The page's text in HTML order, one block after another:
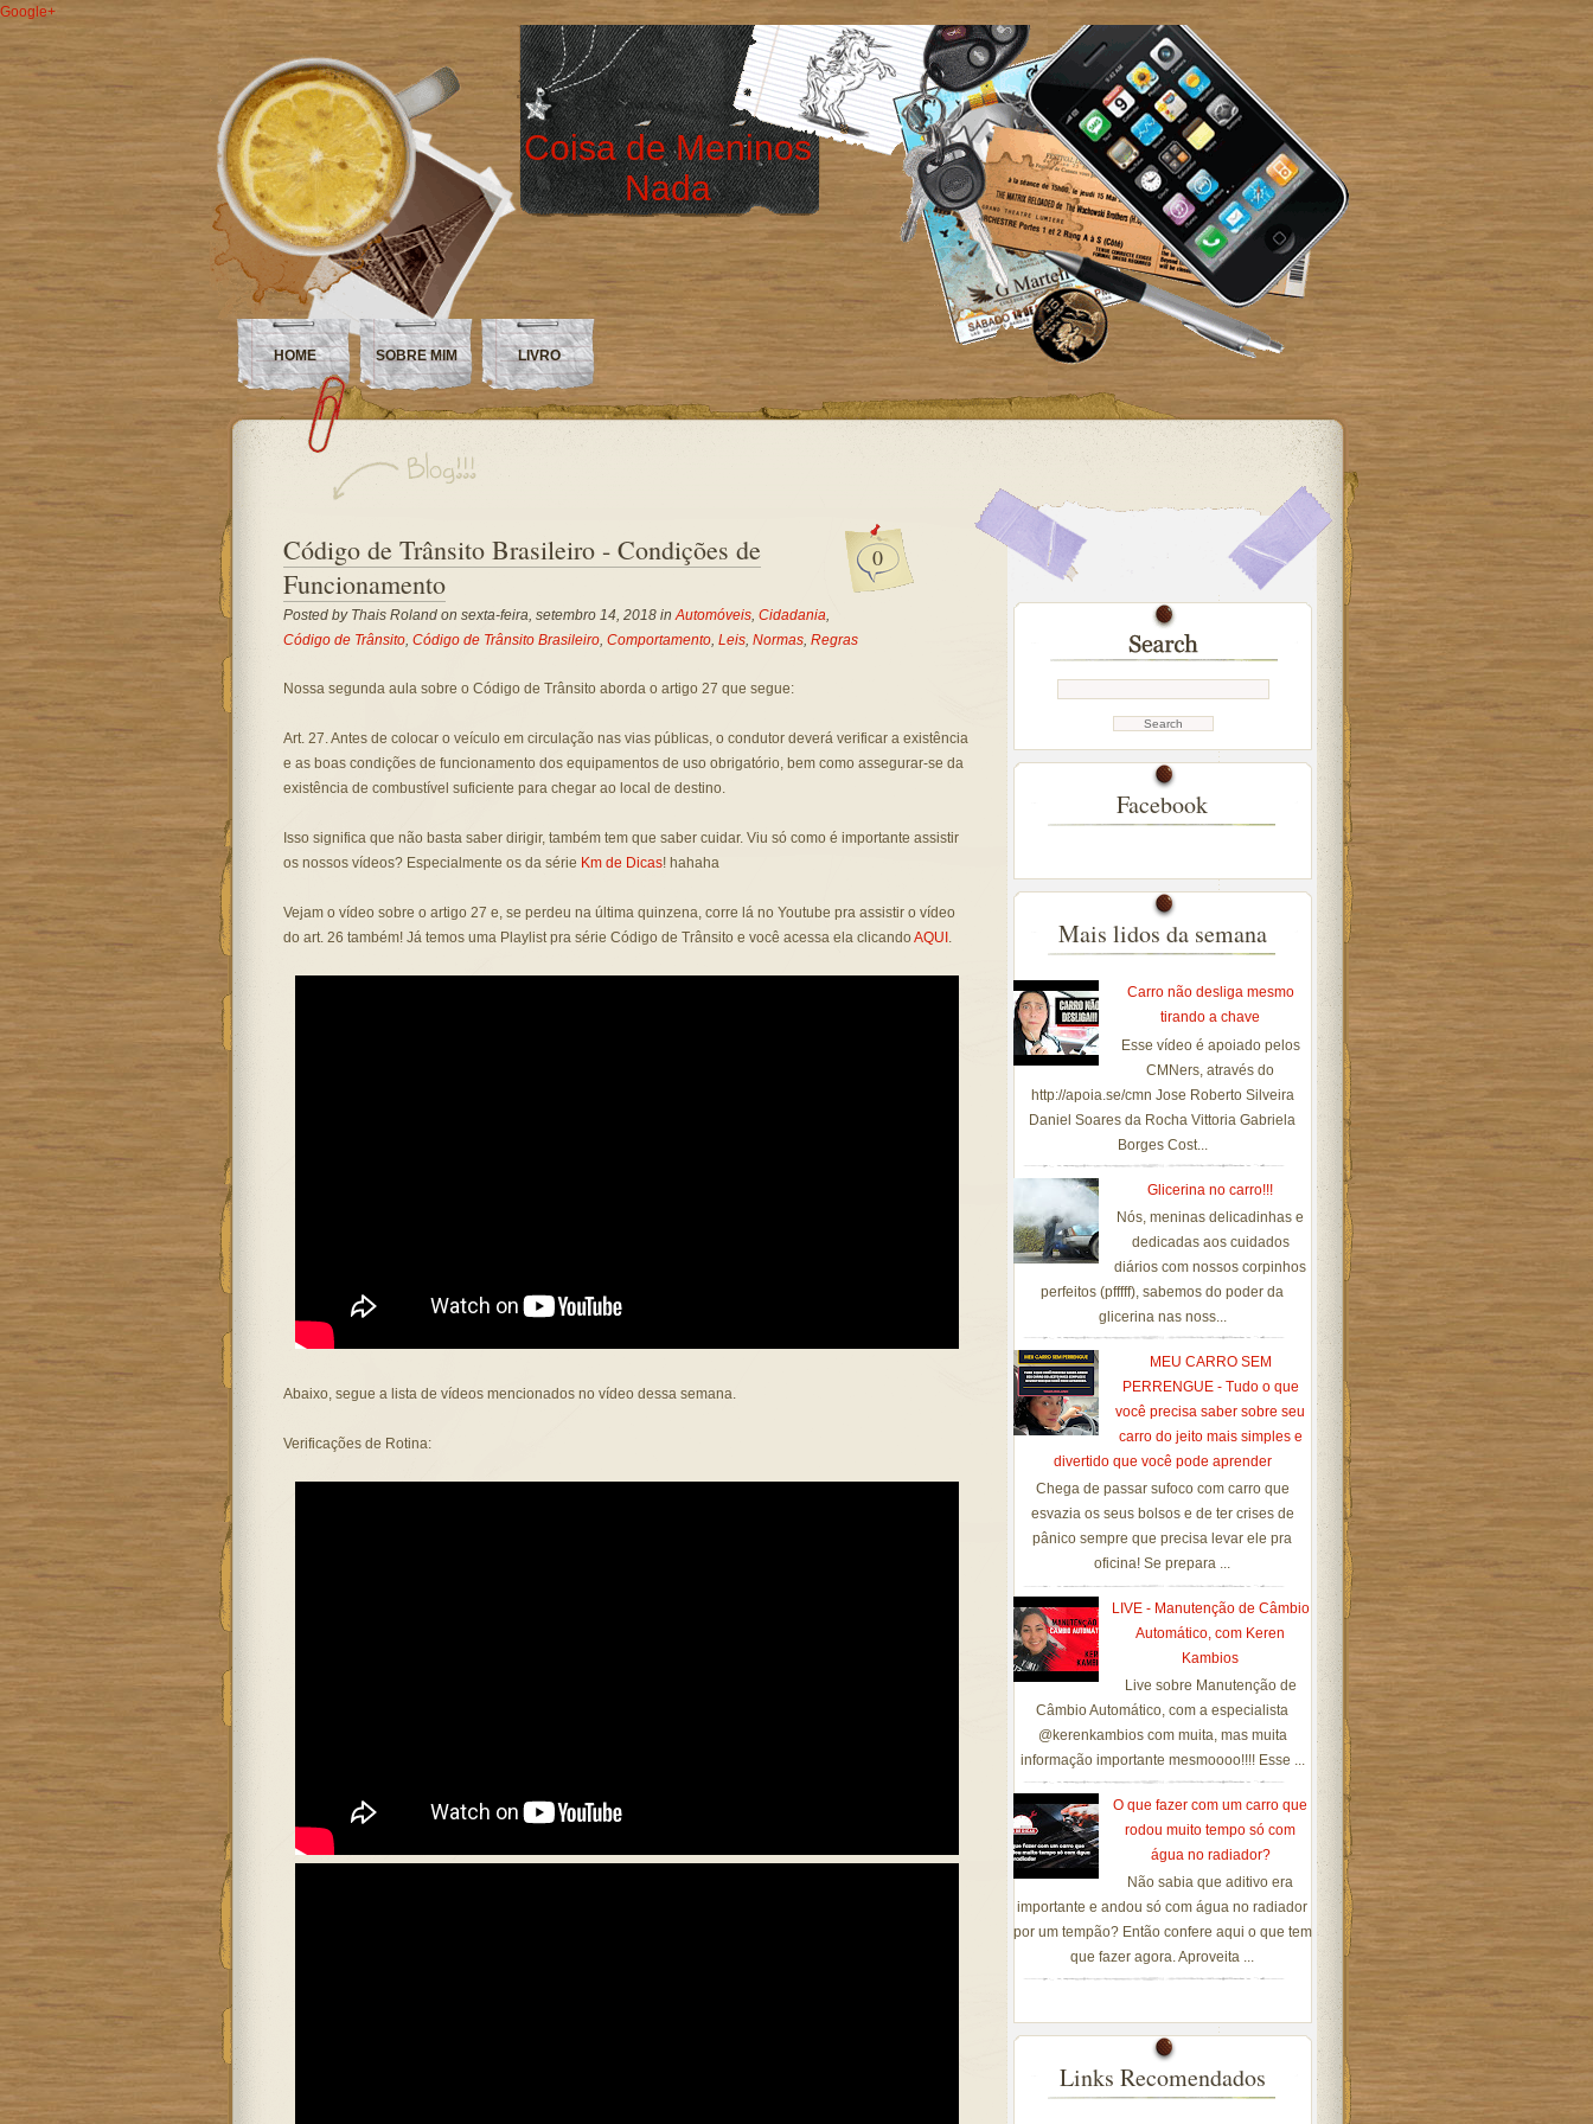
Google+
Coisa de Meninos
Nada
HOME SOBRE MIM LIVRO
0
Código de Trânsito Brasileiro - Condições de
Funcionamento
Posted by Thais Rolandon sexta-feira, setembro 14, 2018 inAutomóveis, Cidadania,
Código de Trânsito, Código de Trânsito Brasileiro, Comportamento, Leis, Normas, Regras
Nossa segunda aula sobre o Código de Trânsito aborda o artigo 27 que segue:
Art. 27. Antes de colocar o veículo em circulação nas vias públicas, o condutor deverá verificar a existência
e as boas condições de funcionamento dos equipamentos de uso obrigatório, bem como assegurar-se da
existência de combustível suficiente para chegar ao local de destino.
Isso significa que não basta saber dirigir, também tem que saber cuidar. Viu só como é importante assistir
os nossos vídeos? Especialmente os da série Km de Dicas! hahaha
Vejam o vídeo sobre o artigo 27 e, se perdeu na última quinzena, corre lá no Youtube pra assistir o vídeo
do art. 26 também! Já temos uma Playlist pra série Código de Trânsito e você acessa ela clicandoAQUI .
Abaixo, segue a lista de vídeos mencionados no vídeo dessa semana.
Verificações de Rotina:
Facebook
Mais lidos da semana
Carro não desliga mesmo
tirando a chave
Esse vídeo é apoiado pelos
CMNers, através do
http://apoia.se/cmn Jose Roberto Silveira
Daniel Soares da Rocha Vittoria Gabriela
Borges Cost...
Glicerina no carro!!!
Nós, meninas delicadinhas e
dedicadas aos cuidados
diários com nossos corpinhos
perfeitos (pfffff), sabemos do poder da
glicerina nas noss...
MEU CARRO SEM
PERRENGUE - Tudo o que
você precisa saber sobre seu
carro do jeito mais simples e
divertido que você pode aprender
Chega de passar sufoco com carro que
esvazia os seus bolsos e de ter crises de
pânico sempre que precisa levar ele pra
oficina! Se prepara ...
LIVE - Manutenção de Câmbio
Automático, com Keren
Kambios
Live sobre Manutenção de
Câmbio Automático, com a especialista
@kerenkambios com muita, mas muita
informação importante mesmoooo!!!! Esse ...
O que fazer com um carro que
rodou muito tempo só com
água no radiador?
Não sabia que aditivo era
importante e andou só com água no radiador
por um tempão? Então confere aqui o que tem
que fazer agora. Aproveita ...
Links Recomendados